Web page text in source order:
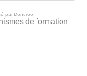
par Dendreo,
de formation